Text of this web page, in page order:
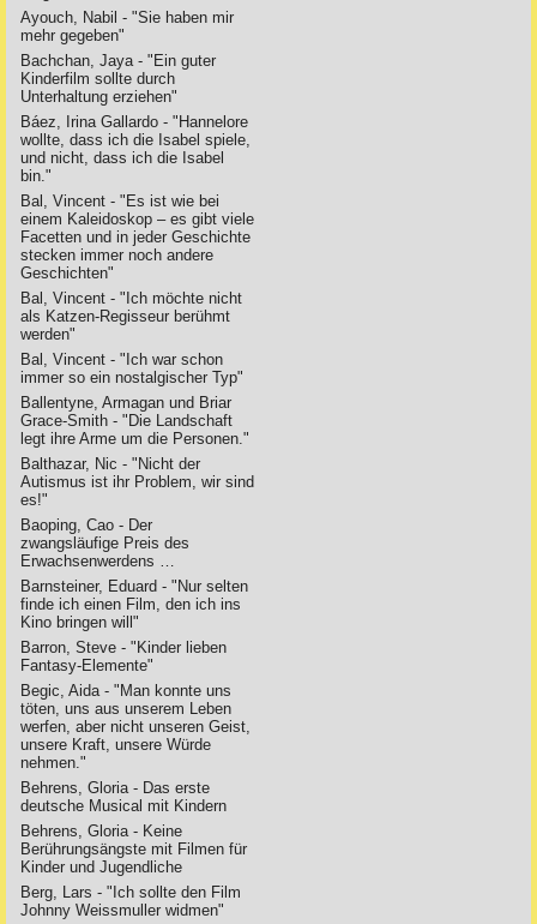
Ayouch, Nabil - "Sie haben mir
mehr gegeben"
Bachchan, Jaya - "Ein guter
Kinderfilm sollte durch
Unterhaltung erziehen"
Báez, Irina Gallardo - "Hannelore
wollte, dass ich die Isabel spiele,
und nicht, dass ich die Isabel
bin."
Bal, Vincent - "Es ist wie bei
einem Kaleidoskop – es gibt viele
Facetten und in jeder Geschichte
stecken immer noch andere
Geschichten"
Bal, Vincent - "Ich möchte nicht
als Katzen-Regisseur berühmt
werden"
Bal, Vincent - "Ich war schon
immer so ein nostalgischer Typ"
Ballentyne, Armagan und Briar
Grace-Smith - "Die Landschaft
legt ihre Arme um die Personen."
Balthazar, Nic - "Nicht der
Autismus ist ihr Problem, wir sind
es!"
Baoping, Cao - Der
zwangsläufige Preis des
Erwachsenwerdens …
Barnsteiner, Eduard - "Nur selten
finde ich einen Film, den ich ins
Kino bringen will"
Barron, Steve - "Kinder lieben
Fantasy-Elemente"
Begic, Aida - "Man konnte uns
töten, uns aus unserem Leben
werfen, aber nicht unseren Geist,
unsere Kraft, unsere Würde
nehmen."
Behrens, Gloria - Das erste
deutsche Musical mit Kindern
Behrens, Gloria - Keine
Berührungsängste mit Filmen für
Kinder und Jugendliche
Berg, Lars - "Ich sollte den Film
Johnny Weissmuller widmen"